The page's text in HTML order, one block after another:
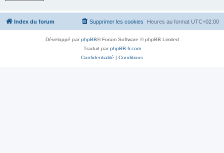
Index du forum Heures au format UTC+02:00
Supprimer les cookies
Développé parphpBB® Forum Software © phpBB Limited
Traduit parphpBB-fr.com
Confidentialité | Conditions